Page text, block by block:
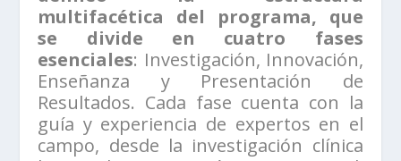
multifacética del programa, que
se divide en cuatro fases
esenciales: Investigación, Innovación,
Enseñanza y Presentación de
Resultados. Cada fase cuenta con la
guía y experiencia de expertos en el
campo, desde la investigación clínica